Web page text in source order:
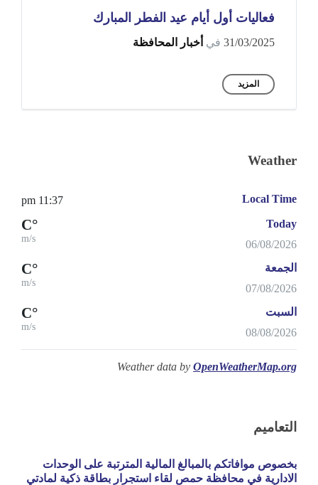
فعاليات أول أيام عيد الفطر المبارك
31/03/2025 في أخبار المحافظة
المزيد
Weather
Local Time
11:37 pm
Today
06/08/2026
°C
m/s
الجمعة
07/08/2026
°C
m/s
السبت
08/08/2026
°C
m/s
Weather data by OpenWeatherMap.org
التعاميم
بخصوص موافاتكم بالمبالغ المالية المترتبة على الوحدات
الادارية في محافظة حمص لقاء استجرار بطاقة ذكية لمادتي